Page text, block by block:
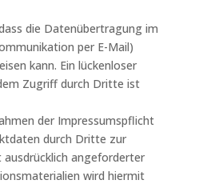
die Datenübertragung im
per E-Mail)
kann. Ein lückenloser
Zugriff durch Dritte ist
der Impressumspflicht
durch Dritte zur
ausdrücklich angeforderter
wird hiermit